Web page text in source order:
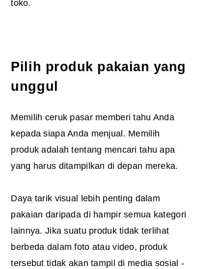
toko.
Pilih produk pakaian yang
unggul
Memilih ceruk pasar memberi tahu Anda
kepada siapa Anda menjual. Memilih
produk adalah tentang mencari tahu apa
yang harus ditampilkan di depan mereka.
Daya tarik visual lebih penting dalam
pakaian daripada di hampir semua kategori
lainnya. Jika suatu produk tidak terlihat
berbeda dalam foto atau video, produk
tersebut tidak akan tampil di media sosial -